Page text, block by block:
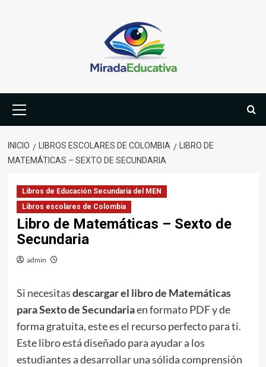
primario
INICIO LIBROS ESCOLARES DE COLOMBIA
LIBRO DE
MATEMÁTICAS – SEXTO DE SECUNDARIA
Libros de Educación Secundaria del MEN
Libros escolares de Colombia
Libro de Matemáticas – Sexto de
Secundaria
admin
Si necesitasdescargar el libro de Matemáticas
para Sexto de Secundariaen formato PDF y de
forma gratuita, este es el recurso perfecto para ti.
Este libro está diseñado para ayudar a los
estudiantes a desarrollar una sólida comprensión